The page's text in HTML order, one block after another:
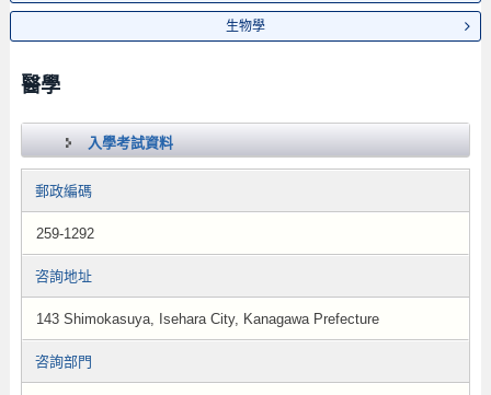
生物學
醫學
入學考試資料
郵政編碼
259-1292
咨詢地址
143 Shimokasuya, Isehara City, Kanagawa Prefecture
咨詢部門